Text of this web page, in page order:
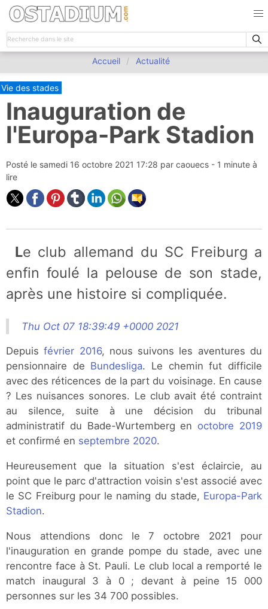
Accueil Actualité
Vie des stades
Inauguration de
l'Europa-Park Stadion
Posté le samedi 16 octobre 2021 17:28 par caouecs - 1 minute à
lire
Le club allemand du SC Freiburg a
enfin foulé la pelouse de son stade,
après une histoire si compliquée.
Thu Oct 07 18:39:49 +0000 2021
Depuisfévrier 2016, nous suivons les aventures du
pensionnaire de Bundesliga. Le chemin fut difficile
avec des réticences de la part du voisinage. En cause
? Les nuisances sonores. Le club avait été contraint
au silence, suite à une décision du tribunal
administratif du Bade-Wurtemberg en octobre 2019
et confirmé en septembre 2020.
Heureusement que la situation s'est éclaircie, au
point que le parc d'attraction voisin s'est associé avec
le SC Freiburg pour le naming du stade, Europa-Park
Stadion.
Nous attendions donc le 7 octobre 2021 pour
l'inauguration en grande pompe du stade, avec une
rencontre face à St. Pauli. Le club local a remporté le
match inaugural 3 à 0 ; devant à peine 15 000
personnes sur les 34 700 possibles.